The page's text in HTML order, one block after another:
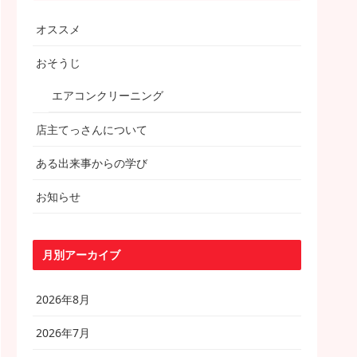
オススメ
おそうじ
エアコンクリーニング
店主てっさんについて
ある出来事からの学び
お知らせ
月別アーカイブ
2026年8月
2026年7月